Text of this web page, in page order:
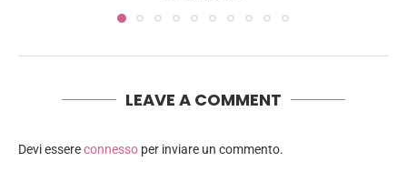
LEAVE A COMMENT
Devi essereconnesso per inviare un commento.